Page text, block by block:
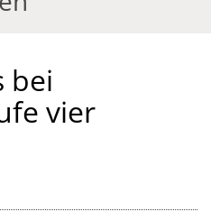
bei
vier